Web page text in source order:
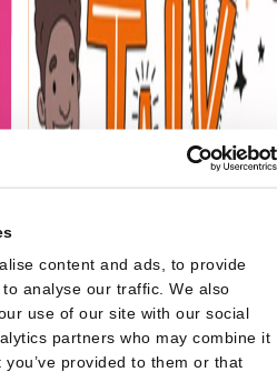
content and ads, to provide
analyse our traffic. We also
use of our site with our social
partners who may combine it
provided to them or that